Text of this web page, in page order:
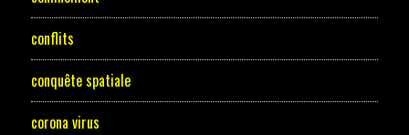
conflits
conquête spatiale
corona virus